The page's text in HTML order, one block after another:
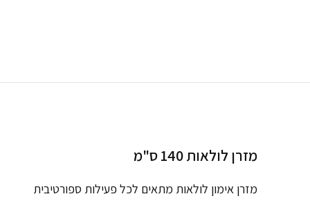
מזרן לולאות 140 ס"מ
מזרן אימון לולאות מתאים לכל פעילות ספורטיבית